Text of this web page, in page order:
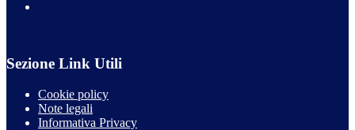
Sezione Link Utili
Cookie policy
Note legali
Informativa Privacy